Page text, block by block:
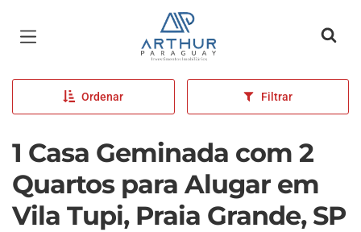
Página inicial
Ordenar Filtrar
1 Casa Geminada com 2
Quartos para Alugar em
Vila Tupi, Praia Grande, SP